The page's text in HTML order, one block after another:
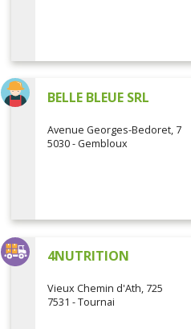
BELLE BLEUE SRL
Avenue Georges-Bedoret, 7
5030 - Gembloux
4NUTRITION
Vieux Chemin d'Ath, 725
7531 - Tournai